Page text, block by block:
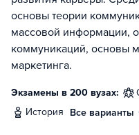
основы теории
массовой информации,
коммуникаций, основы
маркетинга.
Экзамены в 200 вузах:
история
Все варианты